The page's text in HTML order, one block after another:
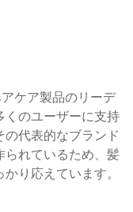
ケア製品のリーデ
くのユーザーに支持
代表的なブランド
られているため、髪
り応えています。